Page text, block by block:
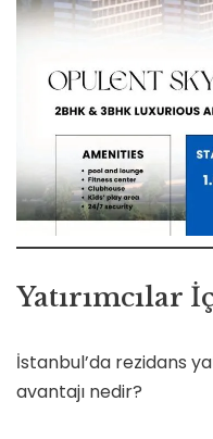
Yatırımcılar
İstanbul’da rezidans
avantajı nedir?